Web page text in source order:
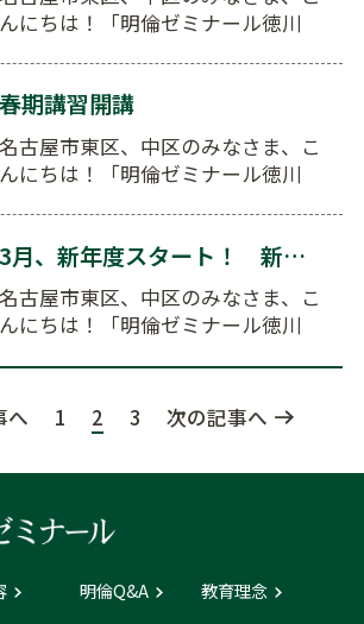
んにちは！「明倫ゼミナール徳川
春期講習開講
名古屋市東区、中区のみなさま、こ
んにちは！「明倫ゼミナール徳川
3月、新年度スタート！ 新年度説明会について
名古屋市東区、中区のみなさま、こ
んにちは！「明倫ゼミナール徳川
へ 1 2 3 次の記事へ
明倫Q&A 教育理念